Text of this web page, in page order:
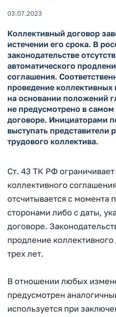
03.07.2023
Коллективный договор
истечении его срока. В
законодательстве
автоматического
соглашения.
проведение коллективных
на основании положений
не предусмотрено в
договоре. Инициаторами
выступать представители
трудового коллектива.
Ст. 43 ТК РФ
коллективного
отсчитывается с момента
сторонами либо с даты,
договоре.
продление
трех лет.
В отношении любых
предусмотрен
используется при